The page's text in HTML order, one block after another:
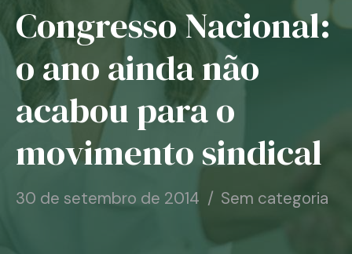
Home
O Sindicato
Jurídico
Convênios
Congresso Nacional:
o ano ainda não
acabou para o
movimento sindical
30 de setembro de 2014 Sem categoria